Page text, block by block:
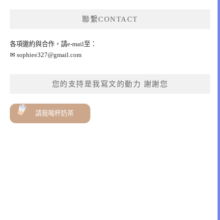
聯繫CONTACT
各項邀約與合作，請e-mail至：
✉ sophiee327@gmail.com
您的支持是我寫文的動力 謝謝您
請我喝杯奶茶